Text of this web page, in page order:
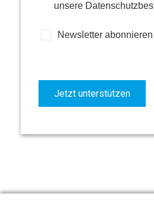
unsere
Newsletter abonnieren
Jetzt unterstützen